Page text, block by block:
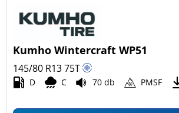
Kumho Wintercraft WP51
145/80 R1375T
D C 70 db PMSF